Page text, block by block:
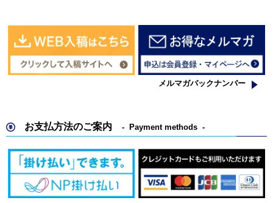
メルマガバックナンバー
お支払方法のご案内 Payment methods